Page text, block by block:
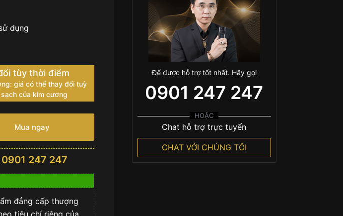
dụng
tùy thời điểm
giá có thể thay đổi tuỳ
của kim cương
Mua ngay
0901 247 247
đẳng cấp thượng
tiêu chí riêng của
Để được hỗ trợ tốt nhất. Hãy gọi
0901 247 247
HOẶC
Chat hỗ trợ trực tuyến
CHAT VỚI CHÚNG TÔI